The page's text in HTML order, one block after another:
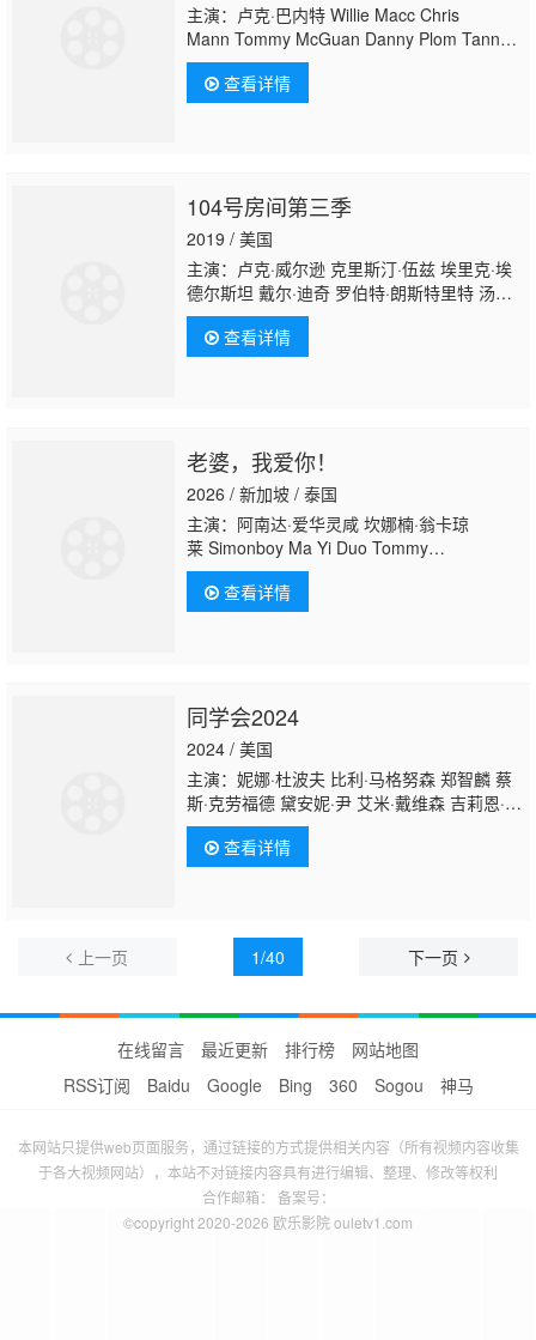
主演：卢克·巴内特 Willie Macc Chris
Mann Tommy McGuan Danny Plom Tanner
Thomason Alex Virzi Mitchell Virzi Sean
Virzi Rutledge Wood
查看详情
104号房间第三季
2019 / 美国
主演：卢克·威尔逊 克里斯汀·伍兹 埃里克·埃
德尔斯坦 戴尔·迪奇 罗伯特·朗斯特里特 汤姆·
伍德鲁夫 阿图罗·卡斯特罗 弗朗克西斯·周 吉
娜·盖莱果 詹姆斯·巴伯森 Iyana Halley 卡塔
琳娜·桑地诺·莫雷诺 史蒂夫·李特 弗雷德·迈拉
拉纳 蒂姆·夏普 梅肯·布莱尔 Carl De
Gregorio 玛丽
查看详情
老婆，我爱你！
2026 / 新加坡 / 泰国
主演：阿南达·爱华灵咸 坎娜楠·翁卡琼
莱 Simonboy Ma Yi Duo Tommy
Wong Germaine Chow 张嘉轩 Chatchaya
“Fah” Suthisuwan
查看详情
同学会2024
2024 / 美国
主演：妮娜·杜波夫 比利·马格努森 郑智麟 蔡
斯·克劳福德 黛安妮·尹 艾米·戴维森 吉莉恩·贝
尔 里尔·莱尔·哈瓦瑞 西沃恩·墨菲 迈克尔·希区
柯克 卡桑德拉·布莱尔 John Paul
&#039;Juice&#039; Caballero Tommy Lee
查看详情
上一页 1/40 下一页
在线留言 最近更新 排行榜
网站地图
RSS订阅
Baidu Google Bing 360 Sogou 神马
本网站只提供web页面服务，通过链接的方式提供相关内容（所有视频内容收集
于各大视频网站），本站不对链接内容具有进行编辑、整理、修改等权利
合作邮箱： 备案号：
©copyright 2020-2026 欧乐影院 ouletv1.com